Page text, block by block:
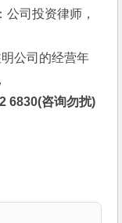
司投资律师，
公司的经营年
6830(咨询勿扰)